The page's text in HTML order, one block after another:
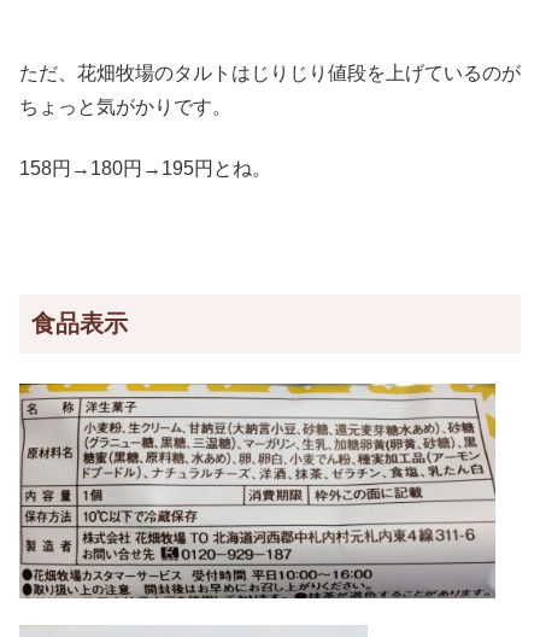
ただ、花畑牧場のタルトはじりじり値段を上げているのが
ちょっと気がかりです。
158円→180円→195円とね。
食品表示